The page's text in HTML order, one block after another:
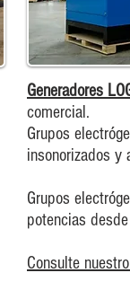
Generadores
comercial.
Grupos
insonorizados y
Grupos
potencias
Consulte